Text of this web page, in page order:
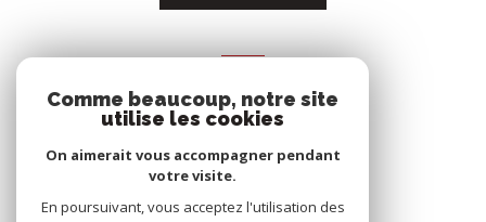
Nous adhérons
Comme beaucoup, notre site
utilise les cookies
On aimerait vous accompagner pendant
votre visite.
En poursuivant, vous acceptez l'utilisation des